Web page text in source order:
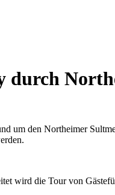
durch
um den Northeimer
wird die Tour von